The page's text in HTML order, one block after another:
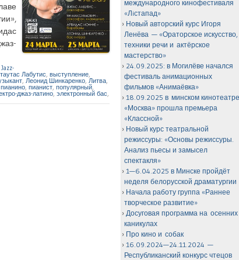
Jazz-
Лабутис выступление
Леонид Шинкаренко Литва
пианино пианист популярный
джаз-латино электронный бас
международного кинофестиваля
«Лiстапад»
Новый авторский курс Игоря
Ленёва — «Ораторское искусство,
техники речи и актёрское
мастерство»
24.09.2025: в Могилёве начался
фестиваль анимационных
фильмов «Анимаёвка»
18.09.2025 в минском
«Москва» прошла премьера
«Классной»
Новый курс театральной
режиссуры: «Основы режиссуры.
Анализ пьесы и замысел
спектакля»
1—6.04.2025 в Минске пройдёт
неделя белорусской драматургии
Начала работу группа «Раннее
творческое развитие»
Досуговая программа на осенних
каникулах
Про кино и собак
16.09.2024—24.11.2024 —
Республиканский конкурс чтецов